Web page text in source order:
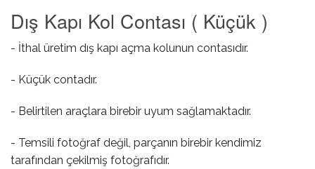
Dış Kapı Kol Contası ( Küçük )
- İthal üretim dış kapı açma kolunun contasıdır.
- Küçük contadır.
- Belirtilen araçlara birebir uyum sağlamaktadır.
- Temsili fotoğraf değil, parçanın birebir kendimiz
tarafından çekilmiş fotoğrafıdır.